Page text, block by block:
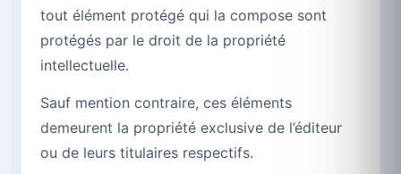
tout élément protégé qui la compose sont
protégés par le droit de la propriété
intellectuelle.
Sauf mention contraire, ces éléments
demeurent la propriété exclusive de l’éditeur
ou de leurs titulaires respectifs.